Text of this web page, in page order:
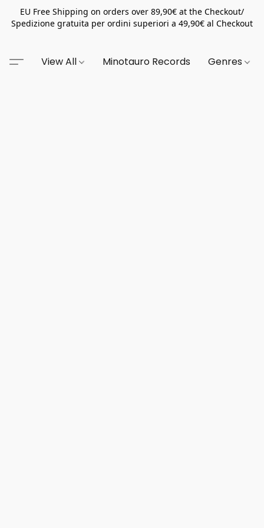
EU Free Shipping on orders over 89,90€ at the Checkout/
Spedizione gratuita per ordini superiori a 49,90€ al Checkout
View All Minotauro Records Genres